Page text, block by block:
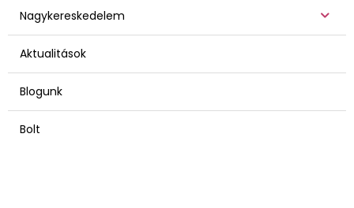
Nagykereskedelem
Aktualitások
Blogunk
Bolt